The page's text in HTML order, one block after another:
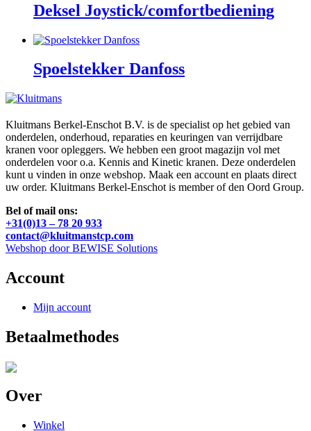
Deksel Joystick/comfortbediening
Spoelstekker Danfoss
Kluitmans Berkel-Enschot B.V. is de specialist op het gebied van
onderdelen, onderhoud, reparaties en keuringen van verrijdbare
kranen voor opleggers. We hebben een groot magazijn vol met
onderdelen voor o.a. Kennis and Kinetic kranen. Deze onderdelen
kunt u vinden in onze webshop. Maak een account en plaats direct
uw order. Kluitmans Berkel-Enschot is member of den Oord Group.
Bel of mail ons:
+31(0)13 – 78 20 933
contact@kluitmanstcp.com
Webshop door BEWISE Solutions
Account
Mijn account
Betaalmethodes
Over
Winkel